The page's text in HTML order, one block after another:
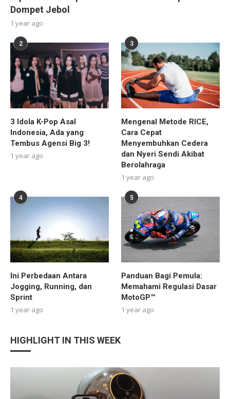
Dompet Jebol
1 year ago
2
3 Idola K-Pop Asal
Indonesia, Ada yang
Tembus Agensi Big 3!
1 year ago
3
Mengenal Metode RICE,
Cara Cepat
Menyembuhkan Cedera
dan Nyeri Sendi Akibat
Berolahraga
1 year ago
4
Ini Perbedaan Antara
Jogging, Running, dan
Sprint
1 year ago
5
Panduan Bagi Pemula:
Memahami Regulasi Dasar
MotoGP™
1 year ago
HIGHLIGHT IN THIS WEEK